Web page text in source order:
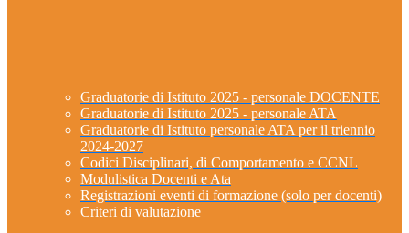
Graduatorie di Istituto 2025 - personale DOCENTE
Graduatorie di Istituto 2025 - personale ATA
Graduatorie di Istituto personale ATA per il triennio
2024-2027
Codici Disciplinari, di Comportamento e CCNL
Modulistica Docenti e Ata
Registrazioni eventi di formazione (solo per docenti)
Criteri di valutazione